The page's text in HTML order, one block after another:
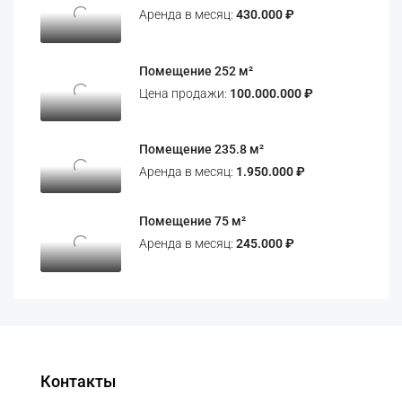
Аренда в месяц: 430.000 ₽
Помещение 252 м²
Цена продажи: 100.000.000 ₽
Помещение 235.8 м²
Аренда в месяц: 1.950.000 ₽
Помещение 75 м²
Аренда в месяц: 245.000 ₽
Контакты